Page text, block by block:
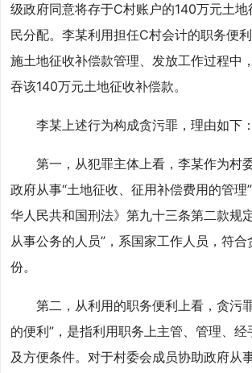
级政府同意将存于C村账户的140万元土
民分配。李某利用担任C村会计的职务便
施土地征收补偿款管理、发放工作过程中
吞该140万元土地征收补偿款。
李某上述行为构成贪污罪，理由如下：
第一，从犯罪主体上看，李某作为村
政府从事“土地征收、征用补偿费用的管理
华人民共和国刑法》第九十三条第二款规
从事公务的人员”，系国家工作人员，符
份。
第二，从利用的职务便利上看，贪污
的便利”，是指利用职务上主管、管理、经
及方便条件。对于村委会成员协助政府从